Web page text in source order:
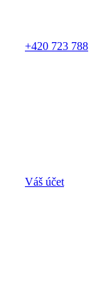
+420 723 788
Váš účet